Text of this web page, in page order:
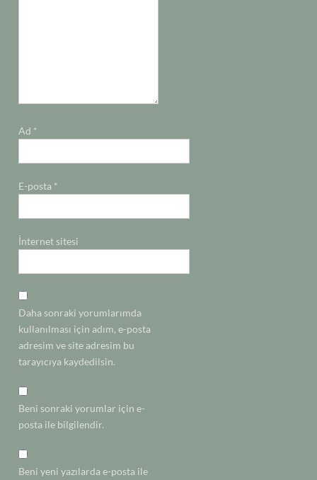
Ad *
E-posta *
İnternet sitesi
Daha sonraki yorumlarımda
kullanılması için adım, e-posta
adresim ve site adresim bu
tarayıcıya kaydedilsin.
Beni sonraki yorumlar için e-
posta ile bilgilendir.
Beni yeni yazılarda e-posta ile